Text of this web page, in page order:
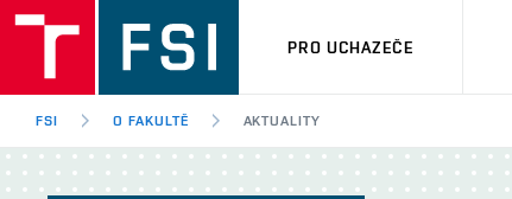
PRO UCHAZEČE
FSI O FAKULTĚ AKTUALITY